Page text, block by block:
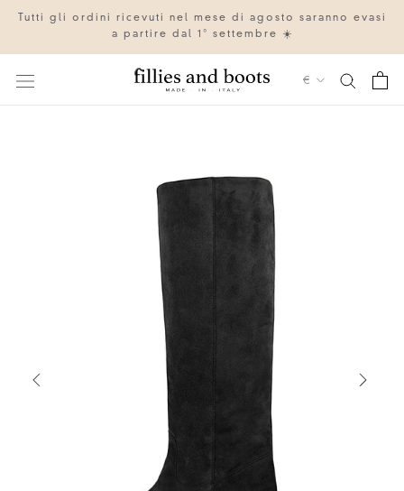
contenuto
Tutti gli ordini ricevuti nel mese di agosto saranno evasi
a partire dal 1° settembre ☀️
Valuta
€